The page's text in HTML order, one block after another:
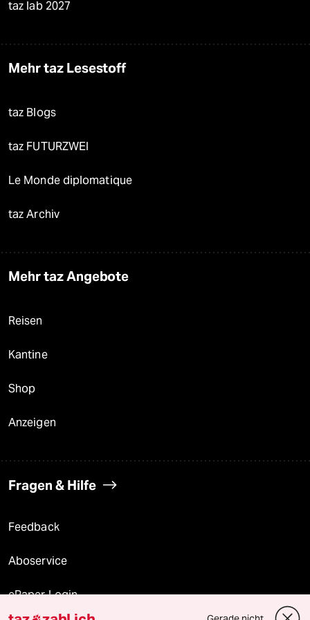
taz lab 2027
Mehr taz Lesestoff
taz Blogs
taz FUTURZWEI
Le Monde diplomatique
taz Archiv
Mehr taz Angebote
Reisen
Kantine
Shop
Anzeigen
Fragen & Hilfe
Feedback
Aboservice
ePaper Login